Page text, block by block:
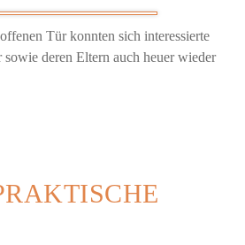
Tür konnten sich interessierte
deren Eltern auch heuer wieder